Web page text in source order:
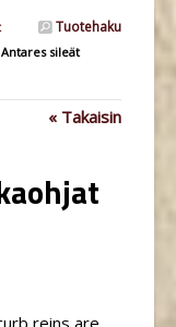
Tuotehaku
Antares sileät
« Takaisin
reins are